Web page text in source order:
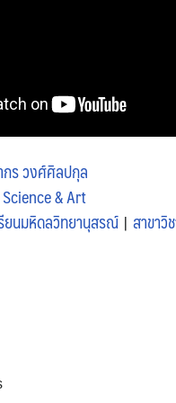
ร วงศ์ศิลปกุล
& Art
ยนมหิดลวิทยานุสรณ์ | สาขาวิ